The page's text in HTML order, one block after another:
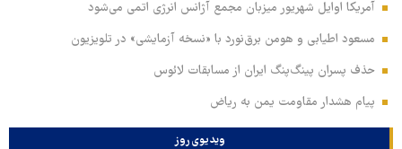
آمریکا اوایل شهریور میزبان مجمع آژانس انرژی اتمی می‌شود
مسعود اطیابی و هومن برق‌نورد با «نسخه آزمایشی» در تلویزیون
حذف پسران پینگ‌پنگ ایران از مسابقات لائوس
پیام هشدار مقاومت یمن به ریاض
ویدیوی روز